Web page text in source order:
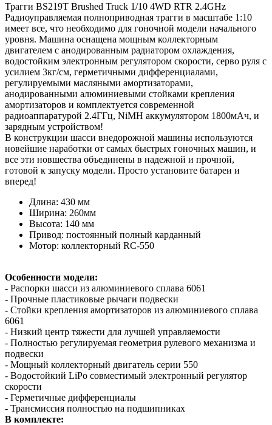
Трагги BS219T Brushed Truck 1/10 4WD RTR 2.4GHz
Радиоуправляемая полноприводная трагги в масштабе 1:10
имеет все, что необходимо для гоночной модели начального
уровня. Машина оснащена мощным коллекторным
двигателем с анодированным радиатором охлаждения,
водостойким электронным регулятором скорости, серво руля с
усилием 3кг/см, герметичными дифференциалами,
регулируемыми масляными амортизаторами,
анодированными алюминиевыми стойками крепления
амортизаторов и комплектуется современной
радиоаппаратурой 2.4ГГц, NiMH аккумулятором 1800мАч, и
зарядным устройством!
В конструкции шасси внедорожной машины используются
новейшие наработки от самых быстрых гоночных машин, и
все эти новшества объединены в надежной и прочной,
готовой к запуску модели. Просто установите батареи и
вперед!
Длина: 430 мм
Ширина: 260мм
Высота: 140 мм
Привод: постоянный полный карданный
Мотор: коллекторный RC-550
Особенности модели:
- Распорки шасси из алюминиевого сплава 6061
- Прочные пластиковые рычаги подвески
- Стойки крепления амортизаторов из алюминиевого сплава
6061
- Низкий центр тяжести для лучшей управляемости
- Полностью регулируемая геометрия рулевого механизма и
подвески
- Мощный коллекторный двигатель серии 550
- Водостойкий LiPo совместимый электронный регулятор
скорости
- Герметичные дифференциалы
- Трансмиссия полностью на подшипниках
В комплекте: